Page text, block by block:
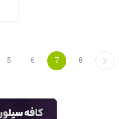
5 6 7 8